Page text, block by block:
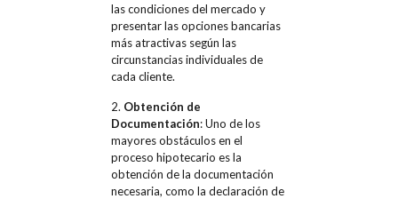
las condiciones del mercado y
presentar las opciones bancarias
más atractivas según las
circunstancias individuales de
cada cliente.
2. Obtención de
Documentación: Uno de los
mayores obstáculos en el
proceso hipotecario es la
obtención de la documentación
necesaria, como la declaración de